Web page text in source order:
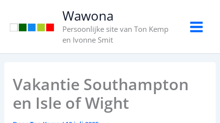
Wawona
Persoonlijke site van Ton Kemp
en Ivonne Smit
Vakantie Southampton
en Isle of Wight